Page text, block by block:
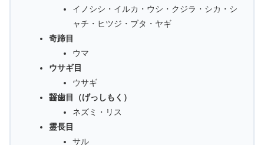
イノシシ・イルカ・ウシ・クジラ・シカ・シ
ャチ・ヒツジ・ブタ・ヤギ
奇蹄目
ウマ
ウサギ目
ウサギ
齧歯目（げっしもく）
ネズミ・リス
霊長目
サル